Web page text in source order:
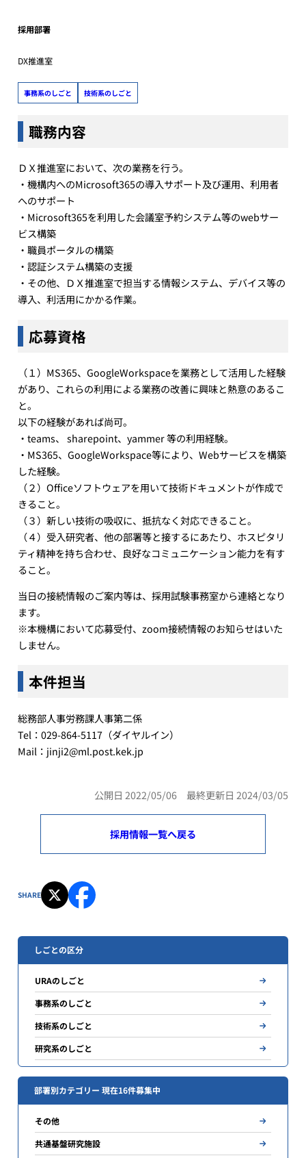
採用部署
DX推進室
事務系のしごと 技術系のしごと
職務内容
ＤＸ推進室において、次の業務を行う。
・機構内へのMicrosoft365の導入サポート及び運用、利用者
へのサポート
・Microsoft365を利用した会議室予約システム等のwebサー
ビス構築
・職員ポータルの構築
・認証システム構築の支援
・その他、ＤＸ推進室で担当する情報システム、デバイス等の
導入、利活用にかかる作業。
応募資格
（１）MS365、GoogleWorkspaceを業務として活用した経験
があり、これらの利用による業務の改善に興味と熱意のあるこ
と。
以下の経験があれば尚可。
・teams、 sharepoint、yammer 等の利用経験。
・MS365、GoogleWorkspace等により、Webサービスを構築
した経験。
（２）Officeソフトウェアを用いて技術ドキュメントが作成で
きること。
（３）新しい技術の吸収に、抵抗なく対応できること。
（４）受入研究者、他の部署等と接するにあたり、ホスピタリ
ティ精神を持ち合わせ、良好なコミュニケーション能力を有す
ること。
当日の接続情報のご案内等は、採用試験事務室から連絡となり
ます。
※本機構において応募受付、zoom接続情報のお知らせはいた
しません。
本件担当
総務部人事労務課人事第二係
Tel：029-864-5117（ダイヤルイン）
Mail：jinji2@ml.post.kek.jp
公開日 2022/05/06 最終更新日 2024/03/05
採用情報一覧へ戻る
SHARE
しごとの区分
URAのしごと
事務系のしごと
技術系のしごと
研究系のしごと
部署別カテゴリー 現在16件募集中
その他
共通基盤研究施設